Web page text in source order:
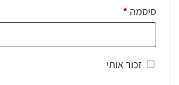
סיסמה *חובה
זכור אותי